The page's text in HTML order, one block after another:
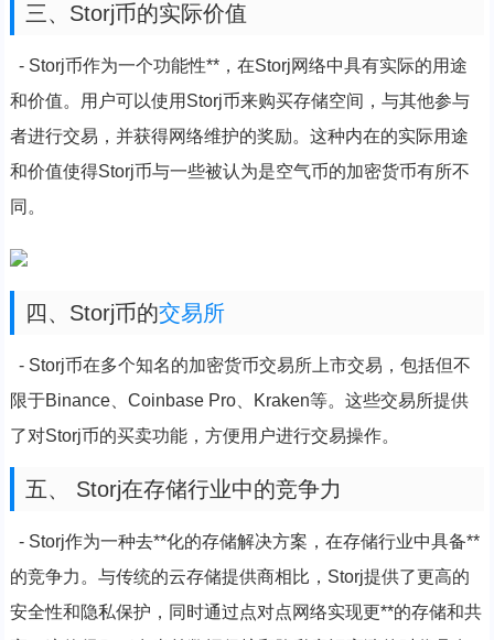
三、Storj币的实际价值
- Storj币作为一个功能性**，在Storj网络中具有实际的用途
和价值。用户可以使用Storj币来购买存储空间，与其他参与
者进行交易，并获得网络维护的奖励。这种内在的实际用途
和价值使得Storj币与一些被认为是空气币的加密货币有所不
同。
四、Storj币的交易所
- Storj币在多个知名的加密货币交易所上市交易，包括但不
限于Binance、Coinbase Pro、Kraken等。这些交易所提供
了对Storj币的买卖功能，方便用户进行交易操作。
五、 Storj在存储行业中的竞争力
- Storj作为一种去**化的存储解决方案，在存储行业中具备**
的竞争力。与传统的云存储提供商相比，Storj提供了更高的
安全性和隐私保护，同时通过点对点网络实现更**的存储和共